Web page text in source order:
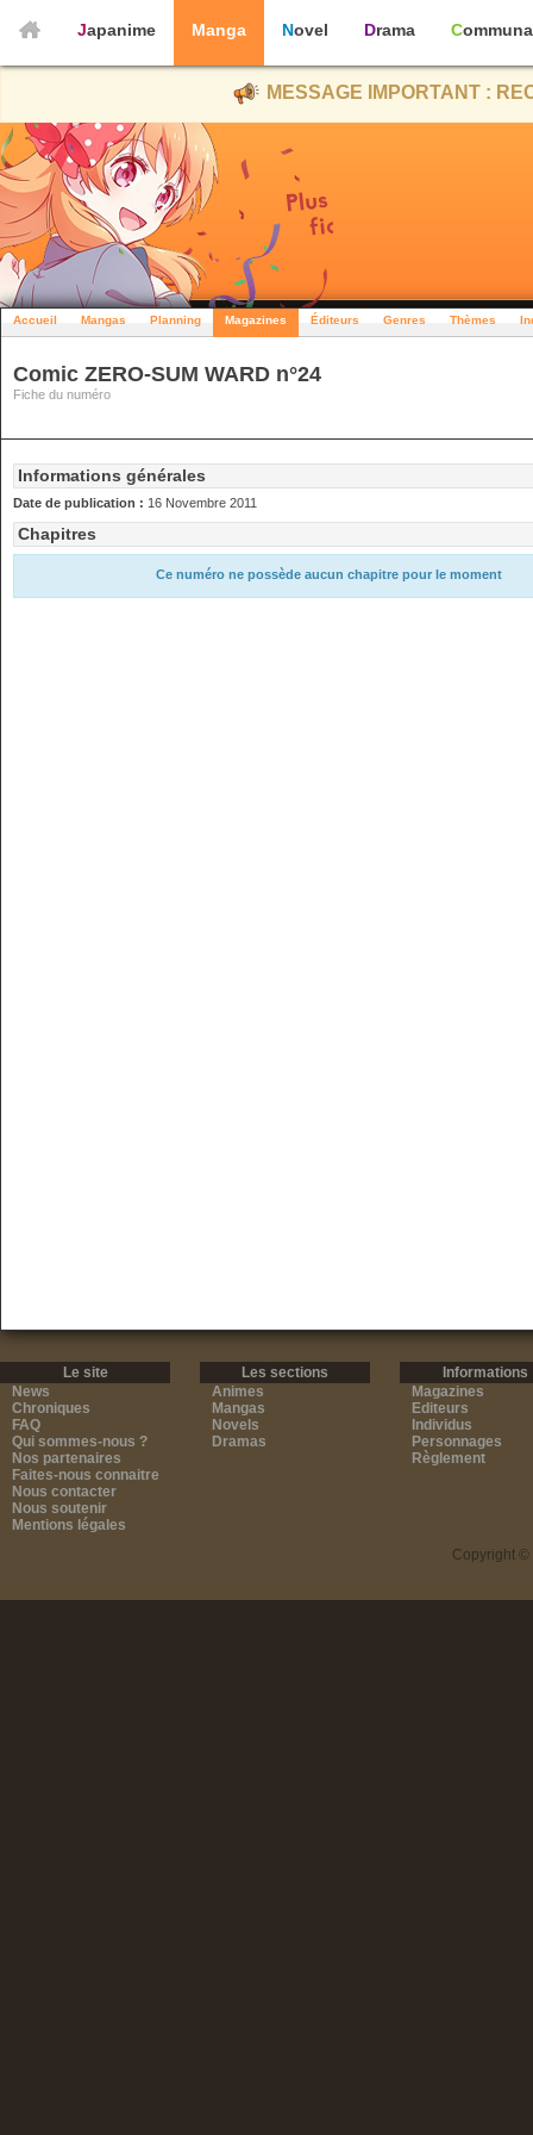
Japanime Manga Novel Drama
MESSAGE IMPORTANT :
Accueil Mangas Planning Magazines Éditeurs Genres Thèmes
Comic ZERO-SUM WARD n°24
Fiche du numéro
Informations générales
Date de publication : 16 Novembre 2011
Chapitres
Ce numéro ne possède aucun chapitre pour le moment
Le site
News
Chroniques
FAQ
Qui sommes-nous ?
Nos partenaires
Faites-nous connaitre
Nous contacter
Nous soutenir
Mentions légales
Les sections
Animes
Mangas
Novels
Dramas
Informations
Magazines
Editeurs
Individus
Personnages
Règlement
Copyright ©